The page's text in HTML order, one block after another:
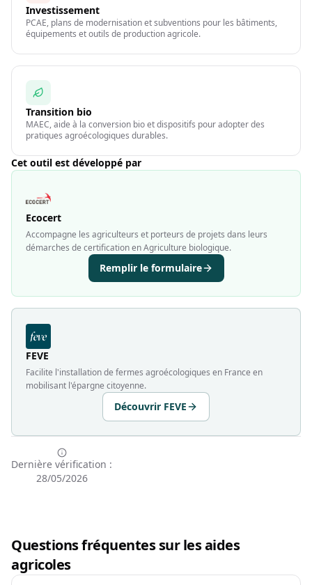
Investissement
PCAE, plans de modernisation et subventions pour les bâtiments,
équipements et outils de production agricole.
Transition bio
MAEC, aide à la conversion bio et dispositifs pour adopter des
pratiques agroécologiques durables.
Cet outil est développé par
Ecocert
Accompagne les agriculteurs et porteurs de projets dans leurs
démarches de certification en Agriculture biologique.
Remplir le formulaire
FEVE
Facilite l'installation de fermes agroécologiques en France en
mobilisant l'épargne citoyenne.
Découvrir FEVE
Dernière vérification :
28/05/2026
Questions fréquentes sur les aides
agricoles